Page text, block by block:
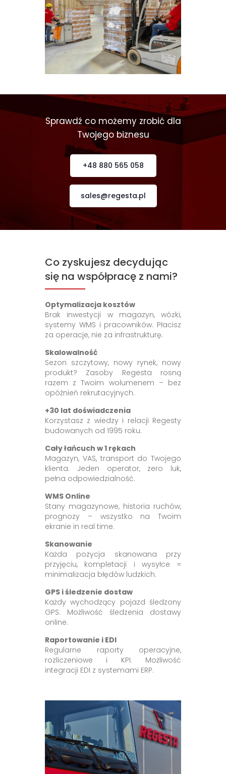
Sprawdź co możemy zrobić dla
Twojego biznesu
+48 880 565 058
sales@regesta.pl
Co zyskujesz decydując
się na współpracę z nami?
Optymalizacja kosztów
Brak inwestycji w magazyn, wózki,
systemy WMS i pracowników. Płacisz
za operacje, nie za infrastrukturę.
Skalowalność
Sezon szczytowy, nowy rynek, nowy
produkt? Zasoby Regesta rosną
razem z Twoim wolumenem – bez
opóźnień rekrutacyjnych.
+30 lat doświadczenia
Korzystasz z wiedzy i relacji Regesty
budowanych od 1995 roku.
Cały łańcuch w 1 rękach
Magazyn, VAS, transport do Twojego
klienta. Jeden operator, zero luk,
pełna odpowiedzialność.
WMS Online
Stany magazynowe, historia ruchów,
prognozy – wszystko na Twoim
ekranie in real time.
Skanowanie
Każda pozycja skanowana przy
przyjęciu, kompletacji i wysyłce =
minimalizacja błędów ludzkich.
GPS i śledzenie dostaw
Każdy wychodzący pojazd śledzony
GPS. Możliwość śledzenia dostawy
online.
Raportowanie i EDI
Regularne raporty operacyjne,
rozliczeniowe i KPI. Możliwość
integracji EDI z systemami ERP.